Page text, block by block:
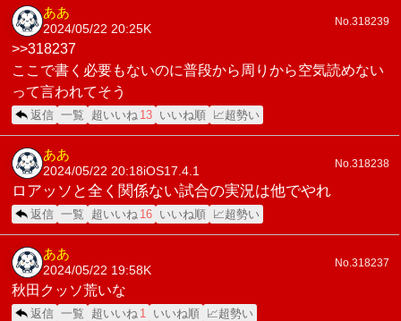
ああ
2024/05/22 20:25K
No.318239
>>318237
ここで書く必要もないのに普段から周りから空気読めない
って言われてそう
返信 一覧 超いいね 13 いいね順 📈超勢い
ああ
2024/05/22 20:18iOS17.4.1
No.318238
ロアッソと全く関係ない試合の実況は他でやれ
返信 一覧 超いいね 16 いいね順 📈超勢い
ああ
2024/05/22 19:58 K
No.318237
秋田クッソ荒いな
返信 一覧 超いいね 1 いいね順 📈超勢い